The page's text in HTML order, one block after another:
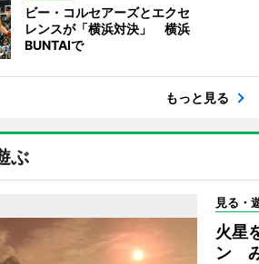
ビー・コルセアーズとエクセ
レンスが「横浜対決」 横浜
BUNTAIで
もっと見る
ぶ
見る・
火星
ン